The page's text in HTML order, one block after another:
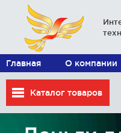
Главная О компании
Каталог товаров